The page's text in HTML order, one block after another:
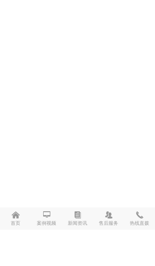
낀
首页
넡
案例视频
뀴
新闻资讯
뀡
售后服务
끅
热线直拨